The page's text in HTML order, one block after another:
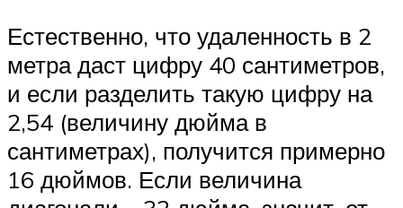
Естественно, что удаленность в 2
метра даст цифру 40 сантиметров,
и если разделить такую цифру на
2,54 (величину дюйма в
сантиметрах), получится примерно
16 дюймов. Если величина